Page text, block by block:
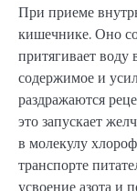
При приеме
кишечнике. Оно
притягивает воду
содержимое и
раздражаются
это запускает
в молекулу
транспорте
усвоение азота и